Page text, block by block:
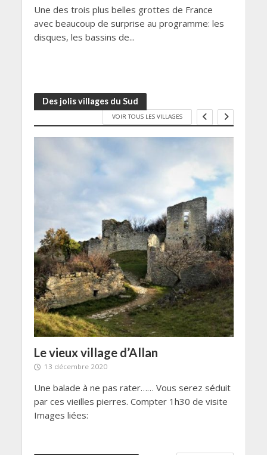
Une des trois plus belles grottes de France
avec beaucoup de surprise au programme: les
disques, les bassins de...
Des jolis villages du Sud
VOIR TOUS LES VILLAGES
Le vieux village d’Allan
13 décembre 2020
Une balade à ne pas rater…… Vous serez séduit
par ces vieilles pierres. Compter 1h30 de visite
Images liées: